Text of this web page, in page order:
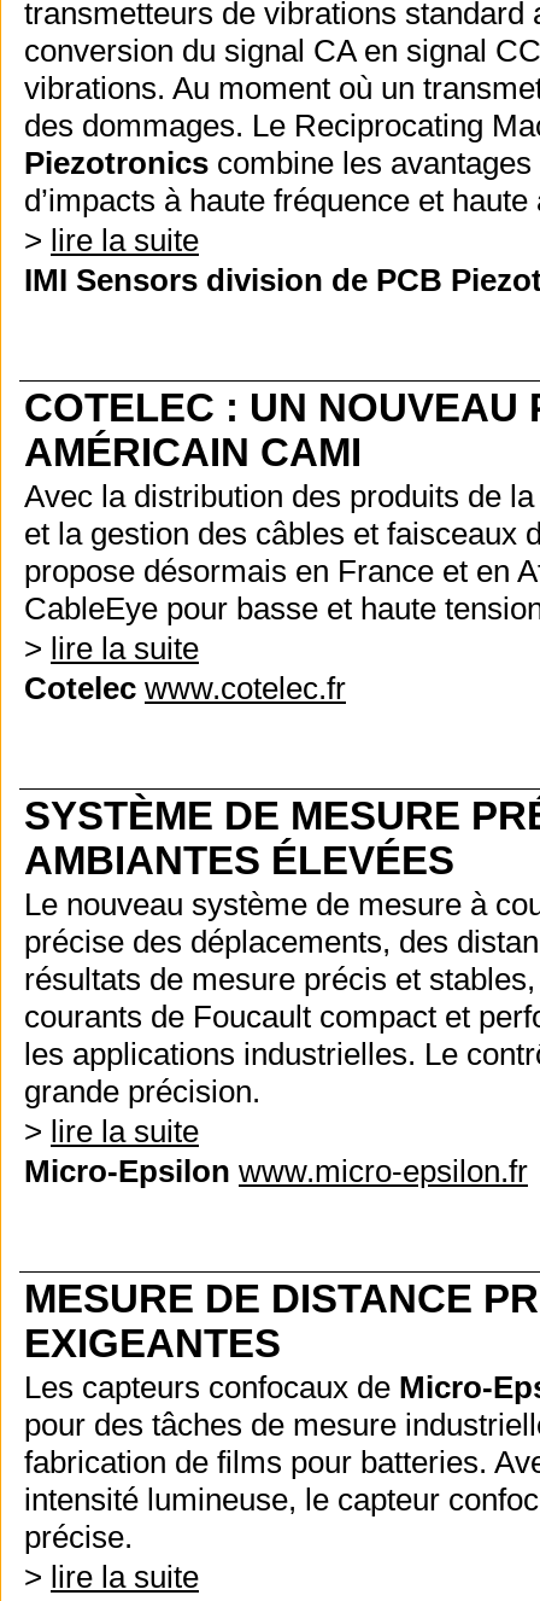
transmetteurs de vibrations standard
conversion du signal CA en signal
vibrations. Au moment où un
des dommages. Le Reciprocating
Piezotronics combine les
d’impacts à haute fréquence et
> lire la suite
IMI Sensors division de PCB
COTELEC : UN NOUVEAU
AMÉRICAIN CAMI
Avec la distribution des produits de
et la gestion des câbles et faisceaux
propose désormais en France et en
CableEye pour basse et haute
> lire la suite
Cotelec www.cotelec.fr
SYSTÈME DE MESURE
AMBIANTES ÉLEVÉES
Le nouveau système de mesure à
précise des déplacements, des
résultats de mesure précis et
courants de Foucault compact et
les applications industrielles. Le
grande précision.
> lire la suite
Micro-Epsilon www.micro-epsilon.fr
MESURE DE DISTANCE
EXIGEANTES
Les capteurs confocaux de Micro-
pour des tâches de mesure
fabrication de films pour batteries.
intensité lumineuse, le capteur
précise.
> lire la suite